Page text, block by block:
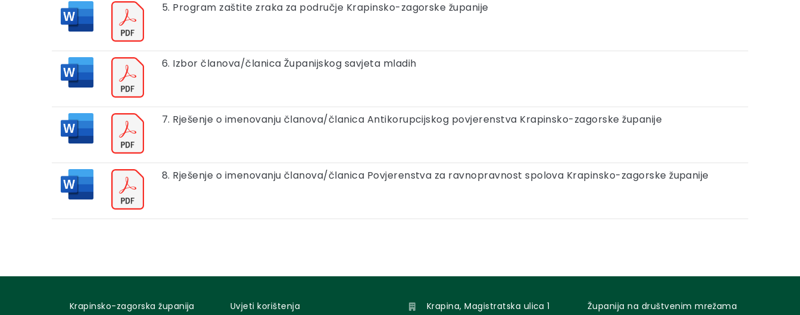
5. Program zaštite zraka za područje Krapinsko-zagorske županije
6. Izbor članova/članica Županijskog savjeta mladih
7. Rješenje o imenovanju članova/članica Antikorupcijskog povjerenstva Krapinsko-zagorske županije
8. Rješenje o imenovanju članova/članica Povjerenstva za ravnopravnost spolova Krapinsko-zagorske županije
Krapinsko-zagorska županija Uvjeti korištenja Krapina, Magistratska ulica 1 Županija na društvenim mrežama